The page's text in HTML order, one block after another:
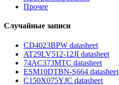
Прочее
Случайные записи
CD4023BPW datasheet
AT29LV512-12JI datasheet
74AC373MTC datasheet
ESM10DTBN-S664 datasheet
C150X075YJC datasheet